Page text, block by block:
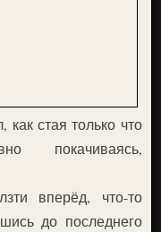
стая только что
покачиваясь,
вперёд, что-то
до последнего